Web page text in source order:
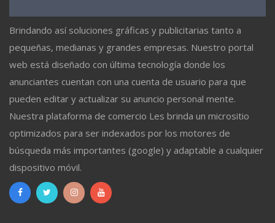
Brindando así soluciones gráficas y publicitarias tanto a
pequeñas, medianas y grandes empresas. Nuestro portal
web está diseñado con última tecnología donde los
anunciantes cuentan con una cuenta de usuario para que
pueden editar y actualizar su anuncio personal mente.
Nuestra plataforma de comercio Les brinda un micrositio
optimizados para ser indexados por los motores de
búsqueda más importantes (google) y adaptable a cualquier
dispositivo móvil.